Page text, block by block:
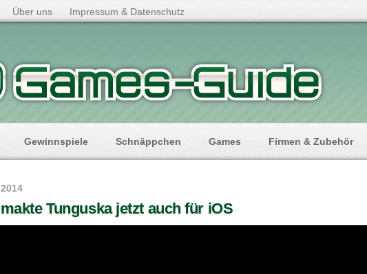
Über uns Impressum & Datenschutz
Gewinnspiele Schnäppchen Games Firmen & Zubehör
Tunguska jetzt auch für iOS